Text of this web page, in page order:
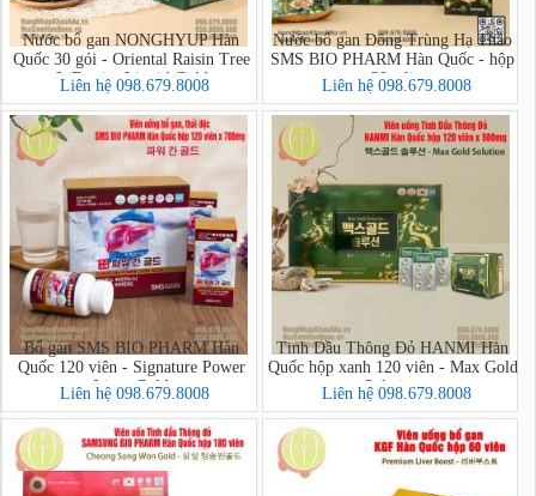
Nước bổ gan NONGHYUP Hàn
Quốc 30 gói - Oriental Raisin Tree
& Berries Liquid Gold
Liên hệ 098.679.8008
Nước bổ gan Đông Trùng Hạ Thảo
SMS BIO PHARM Hàn Quốc - hộp
30 gói
Liên hệ 098.679.8008
Bổ gan SMS BIO PHARM Hàn
Quốc 120 viên - Signature Power
Liver Gold
Liên hệ 098.679.8008
Tinh Dầu Thông Đỏ HANMI Hàn
Quốc hộp xanh 120 viên - Max Gold
Solution
Liên hệ 098.679.8008